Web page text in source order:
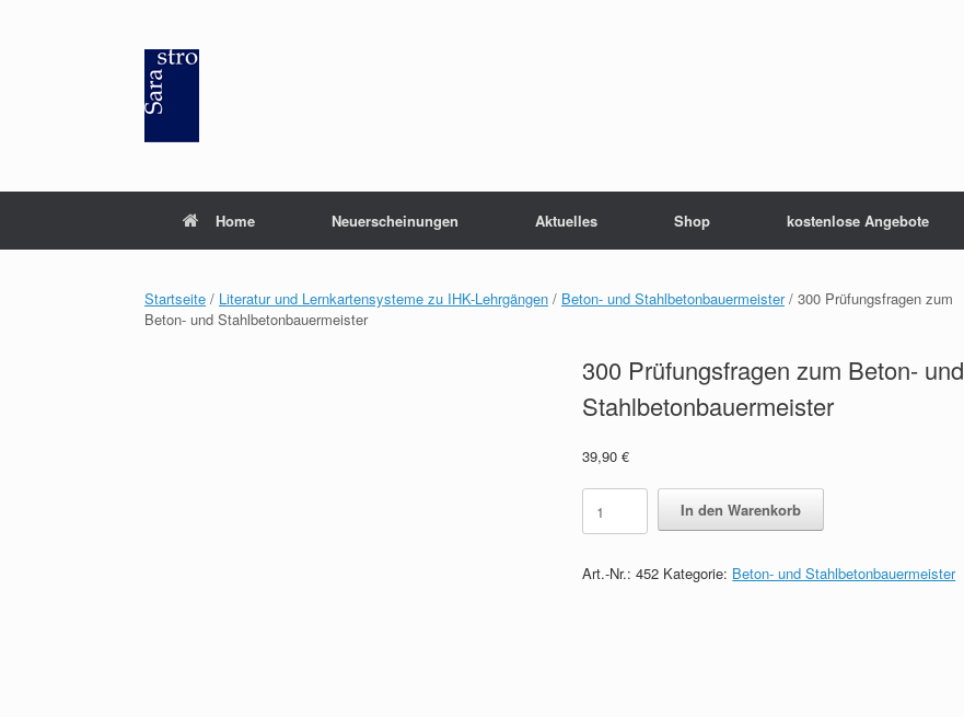
Home Neuerscheinungen Aktuelles Shop kostenlose Angebote
Startseite / Literatur und Lernkartensysteme zu IHK-Lehrgängen / Beton- und Stahlbetonbauermeister/ 300 Prüfungsfragen zum
Beton- und Stahlbetonbauermeister
300 Prüfungsfragen zum Beton- und
Stahlbetonbauermeister
39,90€
300
Prüfungsfragen
zum
und
In den Warenkorb
Art.-Nr.:452 Kategorie: Beton- und Stahlbetonbauermeister